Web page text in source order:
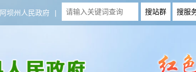
阿坝州人民政府 |